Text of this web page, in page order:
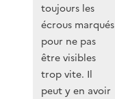
toujours les
écrous marqués
pour ne pas
être visibles
trop vite. Il
peut y en avoir